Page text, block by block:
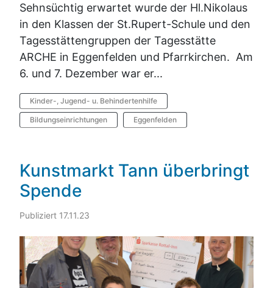
Sehnsüchtig erwartet wurde der Hl.Nikolaus
in den Klassen der St.Rupert-Schule und den
Tagesstättengruppen der Tagesstätte
ARCHE in Eggenfelden und Pfarrkirchen. Am
6. und 7. Dezember war er...
Kinder-, Jugend- u. Behindertenhilfe
Bildungseinrichtungen Eggenfelden
Kunstmarkt Tann überbringt
Spende
Publiziert 17.11.23